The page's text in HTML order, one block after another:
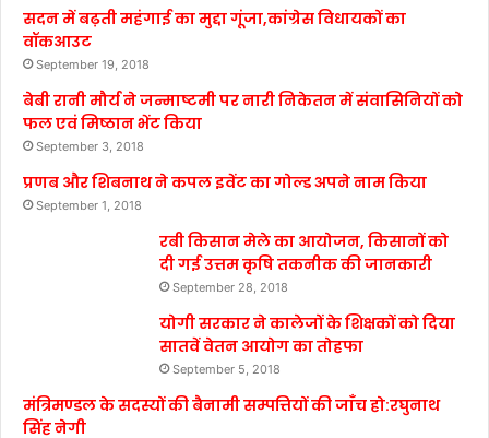
सदन में बढ़ती महंगाई का मुद्दा गूंजा,कांग्रेस विधायकों का
वॉकआउट
September 19, 2018
बेबी रानी मौर्य ने जन्माष्टमी पर नारी निकेतन में संवासिनियों को
फल एवं मिष्ठान भेंट किया
September 3, 2018
प्रणब और शिबनाथ ने कपल इवेंट का गोल्ड अपने नाम किया
September 1, 2018
रबी किसान मेले का आयोजन, किसानों को
दी गई उत्तम कृषि तकनीक की जानकारी
September 28, 2018
योगी सरकार ने कालेजों के शिक्षकों को दिया
सातवें वेतन आयोग का तोहफा
September 5, 2018
मंत्रिमण्डल के सदस्यों की बैनामी सम्पत्तियों की जाँच हो:रघुनाथ
सिंह नेगी